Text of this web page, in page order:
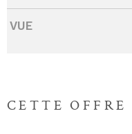
VUE
CETTE OFFRE